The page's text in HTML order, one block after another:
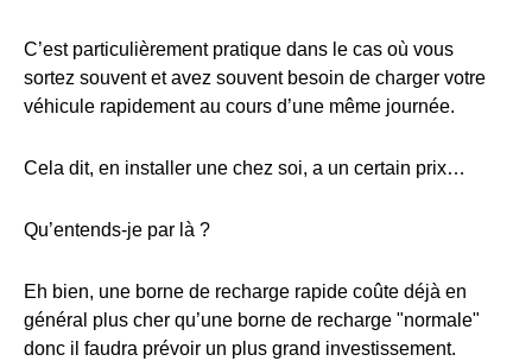
C’est particulièrement pratique dans le cas où vous
sortez souvent et avez souvent besoin de charger votre
véhicule rapidement au cours d’une même journée.
Cela dit, en installer une chez soi, a un certain prix…
Qu’entends-je par là ?
Eh bien, une borne de recharge rapide coûte déjà en
général plus cher qu’une borne de recharge "normale"
donc il faudra prévoir un plus grand investissement.